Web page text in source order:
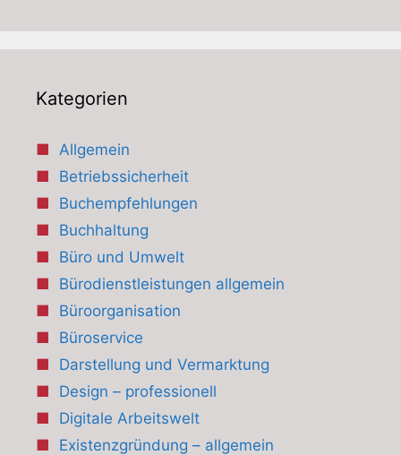
Kategorien
Allgemein
Betriebssicherheit
Buchempfehlungen
Buchhaltung
Büro und Umwelt
Bürodienstleistungen allgemein
Büroorganisation
Büroservice
Darstellung und Vermarktung
Design – professionell
Digitale Arbeitswelt
Existenzgründung – allgemein